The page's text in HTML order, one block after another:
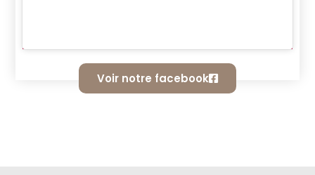
Voir notre facebook